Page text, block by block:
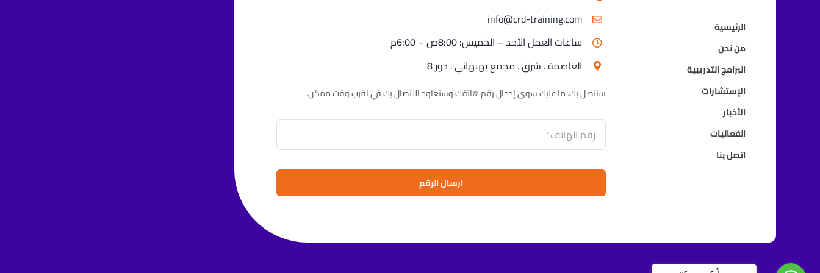
الرئيسية
من نحن
البرامج التدريبية
الإستشارات
الأخبار
الفعاليات
اتصل بنا
info@crd-training.com
ساعات العمل الأحد – الخميس: 8:00ص – 6:00م
العاصمة . شرق . مجمع بهبهاني . دور 8
سنتصل بك. ما عليك سوى إدخال رقم هاتفك وسنعاود الاتصال بك في اقرب وقت ممكن.
ارسال الرقم